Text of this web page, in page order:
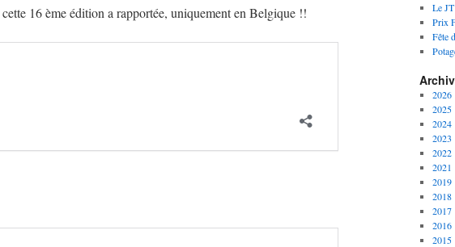
16 ème édition a rapportée, uniquement en Belgique !!
Le
Prix
Fête
2026
2025
2024
2023
2022
2021
2019
2018
2017
2016
2015